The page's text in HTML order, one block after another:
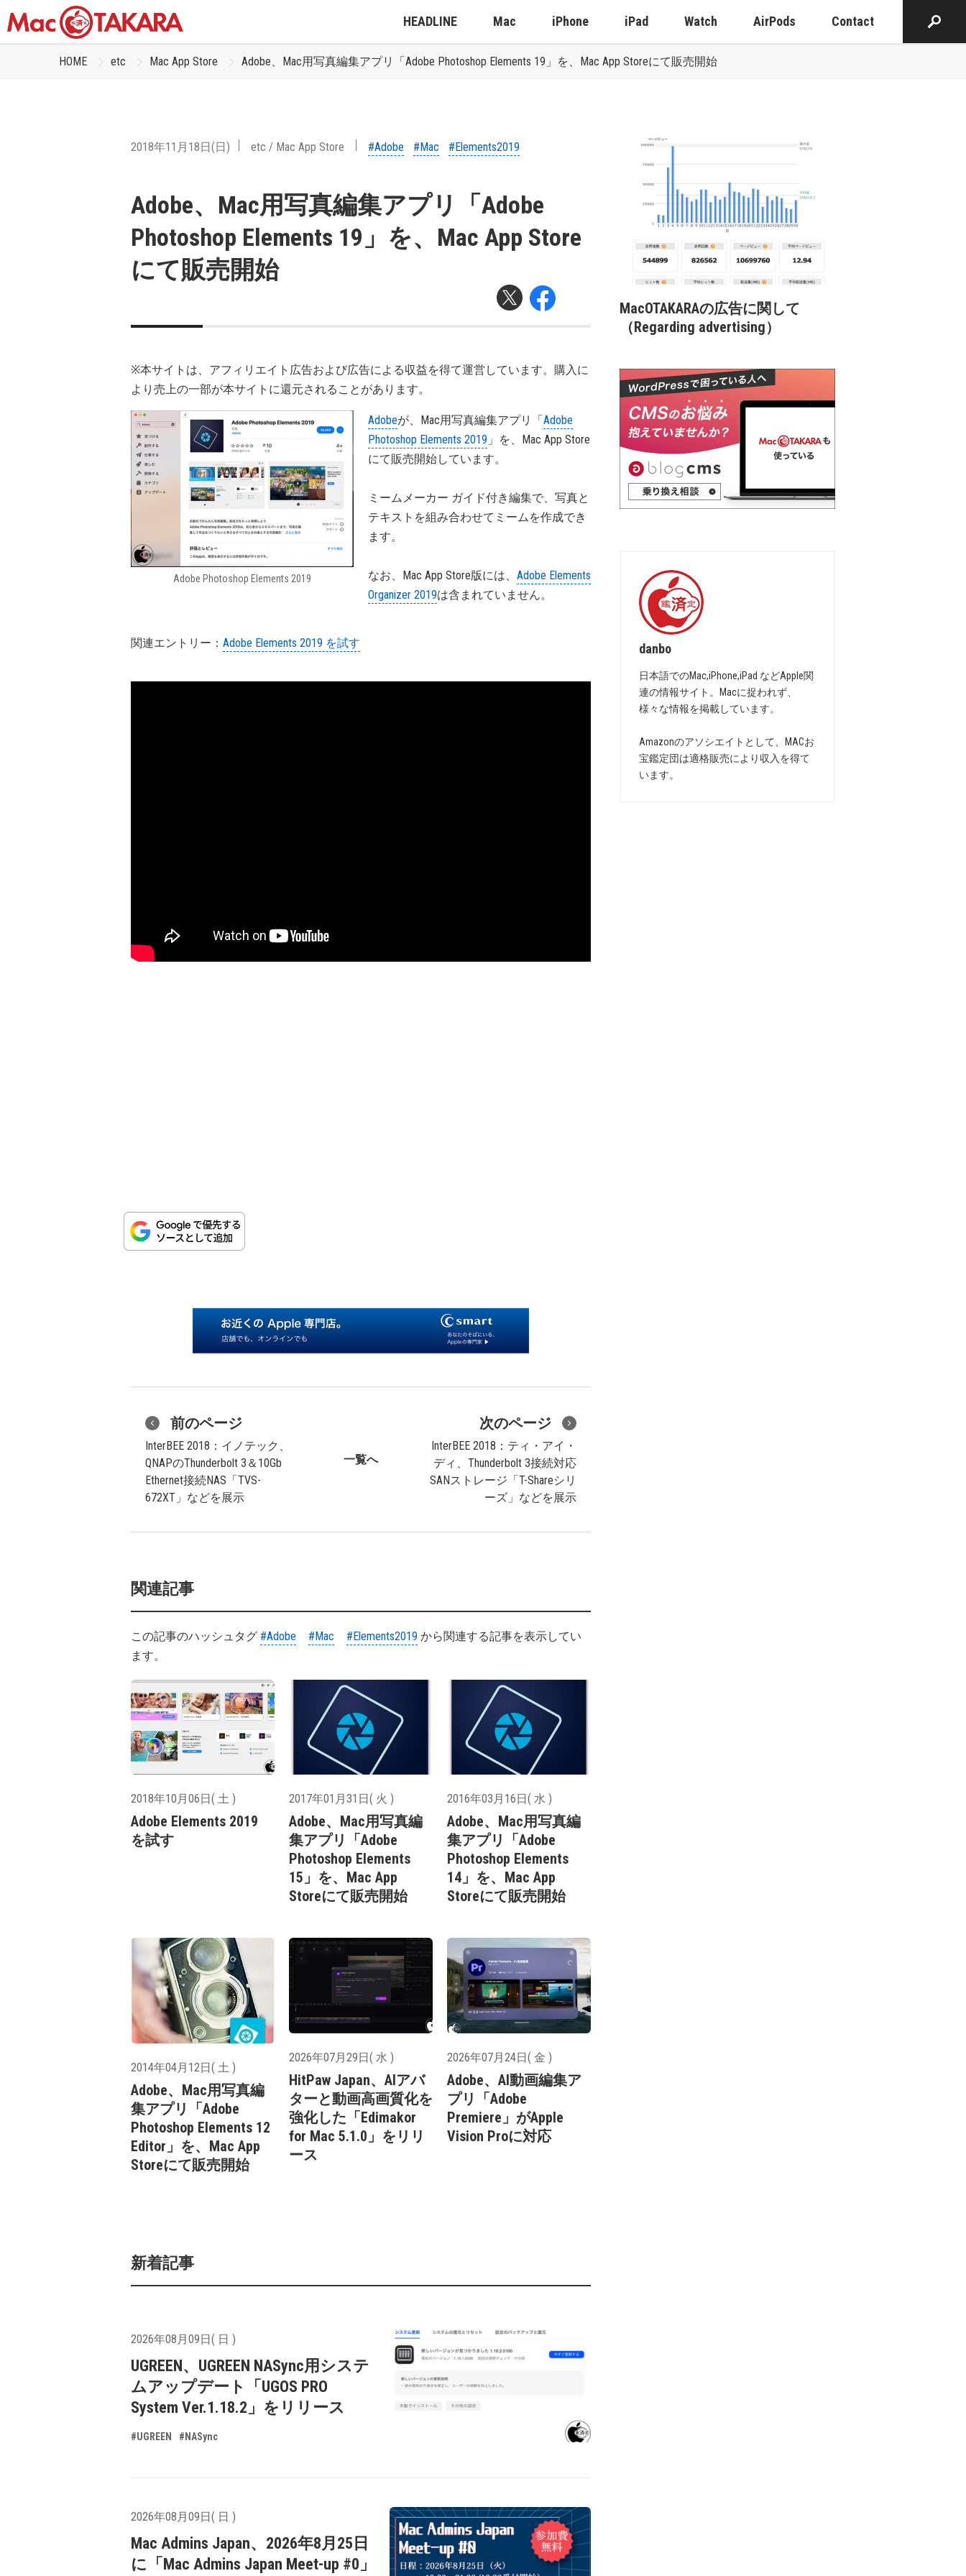
HEADLINE Mac iPhone iPad Watch AirPods Contact
HOME etc Mac App Store Adobe、Mac用写真編集アプリ「Adobe Photoshop Elements 19」を、Mac App Storeにて販売開始
2018年11月18日(日) etc / Mac App Store #Adobe #Mac #Elements2019
Adobe、Mac用写真編集アプリ「Adobe
Photoshop Elements 19」を、Mac App Store
にて販売開始
※本サイトは、アフィリエイト広告および広告による収益を得て運営しています。購入に
より売上の一部が本サイトに還元されることがあります。
Adobe Photoshop Elements 2019
Adobeが、Mac用写真編集アプリ「Adobe
Photoshop Elements 2019 」を、Mac App Store
にて販売開始しています。
ミームメーカー ガイド付き編集で、写真と
テキストを組み合わせてミームを作成でき
ます。
なお、Mac App Store版には、 Adobe Elements
Organizer 2019は含まれていません。
関連エントリー： Adobe Elements 2019 を試す
前のページ
InterBEE 2018：イノテック、
QNAPのThunderbolt 3＆10Gb
Ethernet接続NAS「TVS-
672XT」などを展示
一覧へ
次のページ
InterBEE 2018：ティ・アイ・
ディ、Thunderbolt 3接続対応
SANストレージ「T-Shareシリ
ーズ」などを展示
関連記事
この記事のハッシュタグ #Adobe #Mac #Elements2019 から関連する記事を表示してい
ます。
2018年10月06日( 土 )
Adobe Elements 2019
を試す
2017年01月31日( 火 )
Adobe、Mac用写真編
集アプリ「Adobe
Photoshop Elements
15」を、Mac App
Storeにて販売開始
2016年03月16日( 水 )
Adobe、Mac用写真編
集アプリ「Adobe
Photoshop Elements
14」を、Mac App
Storeにて販売開始
2014年04月12日( 土 )
Adobe、Mac用写真編
集アプリ「Adobe
Photoshop Elements 12
Editor」を、Mac App
Storeにて販売開始
2026年07月29日( 水 )
HitPaw Japan、AIアバ
ターと動画高画質化を
強化した「Edimakor
for Mac 5.1.0」をリリ
ース
2026年07月24日( 金 )
Adobe、AI動画編集ア
プリ「Adobe
Premiere」がApple
Vision Proに対応
新着記事
2026年08月09日( 日 )
UGREEN、UGREEN NASync用システ
ムアップデート「UGOS PRO
System Ver.1.18.2」をリリース
#UGREEN #NASync
2026年08月09日( 日 )
Mac Admins Japan、2026年8月25日
に「Mac Admins Japan Meet-up #0」
MacOTAKARAの広告に関して
（Regarding advertising）
danbo
日本語でのMac,iPhone,iPad などApple関
連の情報サイト。Macに捉われず、
様々な情報を掲載しています。
Amazonのアソシエイトとして、MACお
宝鑑定団は適格販売により収入を得て
います。